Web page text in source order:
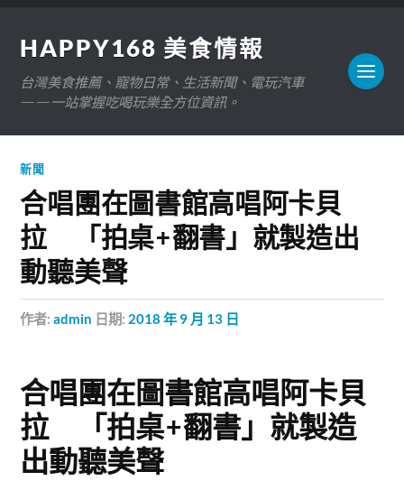
HAPPY168 美食情報
台灣美食推薦、寵物日常、生活新聞、電玩汽車
——一站掌握吃喝玩樂全方位資訊。
新聞
合唱團在圖書館高唱阿卡貝
拉 「拍桌+翻書」就製造出
動聽美聲
作者:admin 日期: 2018 年 9 月 13 日
合唱團在圖書館高唱阿卡貝
拉 「拍桌+翻書」就製造
出動聽美聲